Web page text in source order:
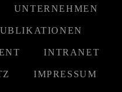
UNTERNEHMEN
INTRANET
IMPRESSUM